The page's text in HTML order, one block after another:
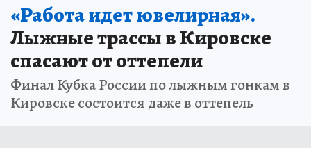
«Работа идет ювелирная».
Лыжные трассы в Кировске
спасают от оттепели
Финал Кубка России по лыжным гонкам в
Кировске состоится даже в оттепель